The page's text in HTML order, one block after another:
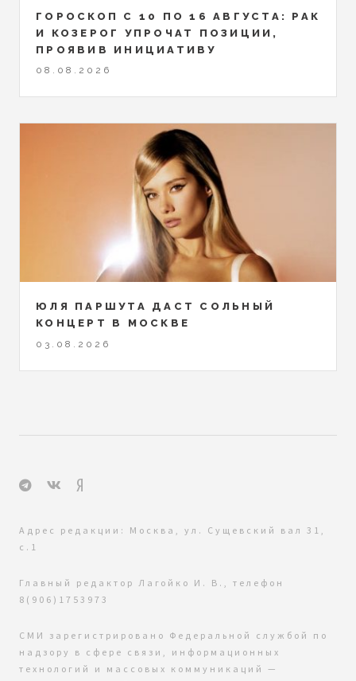
ГОРОСКОП С 10 ПО 16 АВГУСТА: РАК
И КОЗЕРОГ УПРОЧАТ ПОЗИЦИИ,
ПРОЯВИВ ИНИЦИАТИВУ
08.08.2026
ЮЛЯ ПАРШУТА ДАСТ СОЛЬНЫЙ
КОНЦЕРТ В МОСКВЕ
03.08.2026
Адрес редакции: Москва, ул. Сущевский вал 31,
с.1
Главный редактор Лагойко И. В., телефон
8(906)1753973
СМИ зарегистрировано Федеральной службой по
надзору в сфере связи, информационных
технологий и массовых коммуникаций —